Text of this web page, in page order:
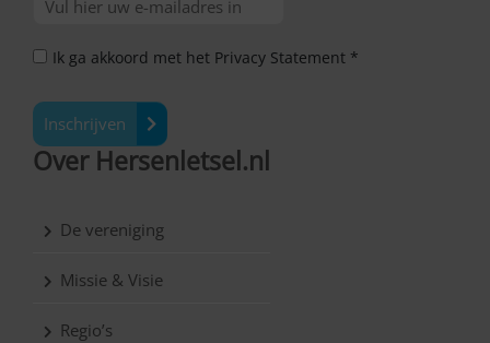
Ik ga akkoord met het Privacy Statement *
Inschrijven
Over Hersenletsel.nl
De vereniging
Missie & Visie
Regio’s